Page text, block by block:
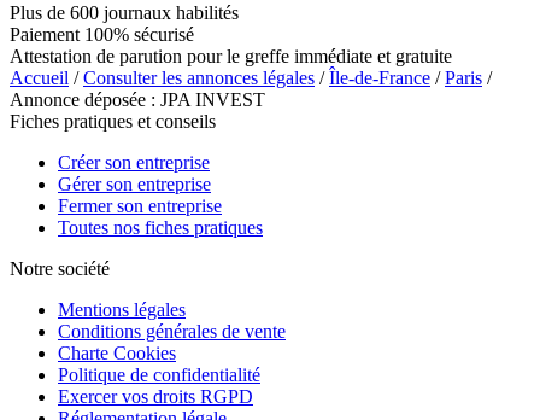
Plus de 600 journaux habilités
Paiement 100% sécurisé
Attestation de parution pour le greffe immédiate et gratuite
Accueil /Consulter les annonces légales /Île-de-France /Paris /
Annonce déposée : JPA INVEST
Fiches pratiques et conseils
Créer son entreprise
Gérer son entreprise
Fermer son entreprise
Toutes nos fiches pratiques
Notre société
Mentions légales
Conditions générales de vente
Charte Cookies
Politique de confidentialité
Exercer vos droits RGPD